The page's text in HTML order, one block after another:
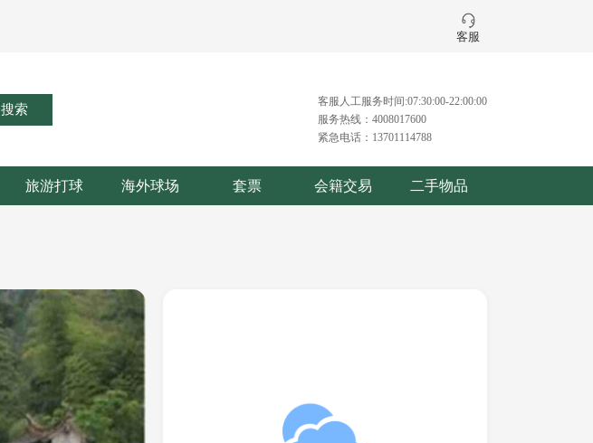
客服
搜索
客服人工服务时间:07:30:00-22:00:00
服务热线：4008017600
紧急电话：13701114788
旅游打球 海外球场 套票 会籍交易 二手物品